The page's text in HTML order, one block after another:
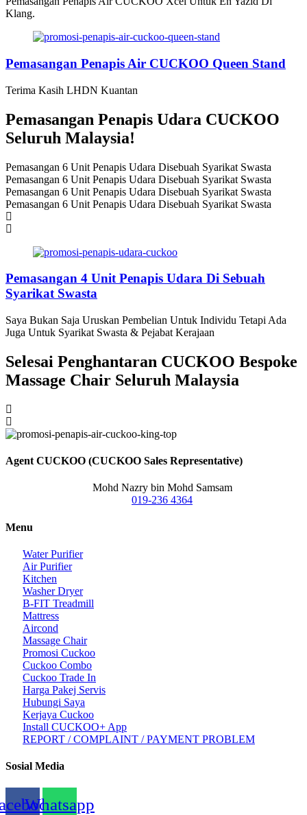
Klang.
Pemasangan Penapis Air CUCKOO Queen Stand
Terima Kasih LHDN Kuantan
Pemasangan Penapis Udara CUCKOO
Seluruh Malaysia!
Pemasangan 6 Unit Penapis Udara Disebuah Syarikat Swasta
Pemasangan 6 Unit Penapis Udara Disebuah Syarikat Swasta
Pemasangan 6 Unit Penapis Udara Disebuah Syarikat Swasta
Pemasangan 6 Unit Penapis Udara Disebuah Syarikat Swasta
Pemasangan 4 Unit Penapis Udara Di Sebuah
Syarikat Swasta
Saya Bukan Saja Uruskan Pembelian Untuk Individu Tetapi Ada
Juga Untuk Syarikat Swasta & Pejabat Kerajaan
Selesai Penghantaran CUCKOO Bespoke
Massage Chair Seluruh Malaysia
Agent CUCKOO (CUCKOO Sales Representative)
Mohd Nazry bin Mohd Samsam
019-236 4364
Menu
Water Purifier
Air Purifier
Kitchen
Washer Dryer
B-FIT Treadmill
Mattress
Aircond
Massage Chair
Promosi Cuckoo
Cuckoo Combo
Cuckoo Trade In
Harga Pakej Servis
Hubungi Saya
Kerjaya Cuckoo
Install CUCKOO+ App
REPORT / COMPLAINT / PAYMENT PROBLEM
Sosial Media
Whatsapp